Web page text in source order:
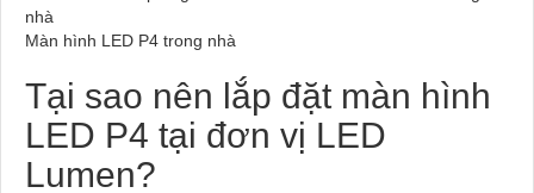
Màn hình LED P4 trong nhà
Tại sao nên lắp đặt màn hình
LED P4 tại đơn vị LED
Lumen?